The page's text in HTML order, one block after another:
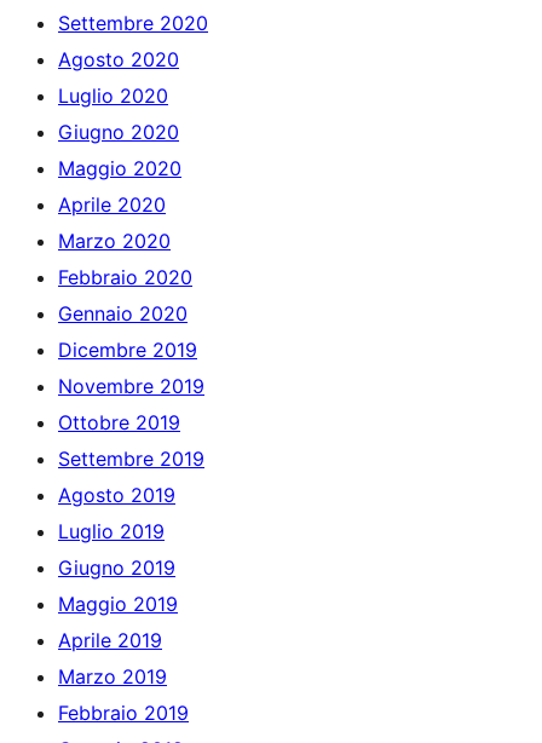
Settembre 2020
Agosto 2020
Luglio 2020
Giugno 2020
Maggio 2020
Aprile 2020
Marzo 2020
Febbraio 2020
Gennaio 2020
Dicembre 2019
Novembre 2019
Ottobre 2019
Settembre 2019
Agosto 2019
Luglio 2019
Giugno 2019
Maggio 2019
Aprile 2019
Marzo 2019
Febbraio 2019